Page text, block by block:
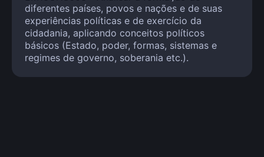
diferentes países, povos e nações e de suas
experiências políticas e de exercício da
cidadania, aplicando conceitos políticos
básicos (Estado, poder, formas, sistemas e
regimes de governo, soberania etc.).